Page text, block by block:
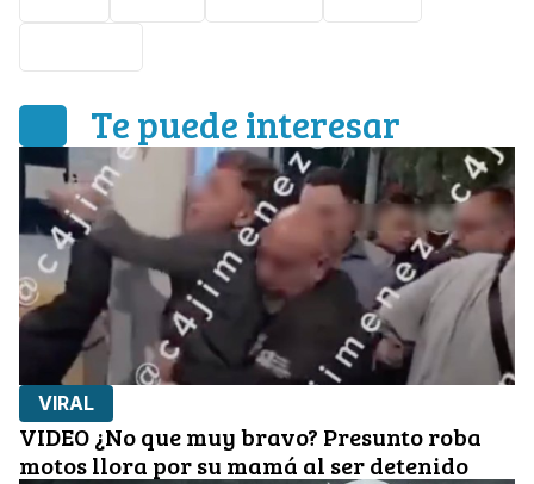
Te puede interesar
VIRAL
VIDEO ¿No que muy bravo? Presunto roba
motos llora por su mamá al ser detenido